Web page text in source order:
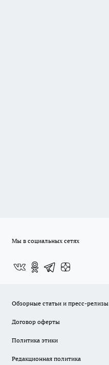
Мы в социальных сетях
Обзорные статьи и пресс-релизы
Договор оферты
Политика этики
Редакционная политика